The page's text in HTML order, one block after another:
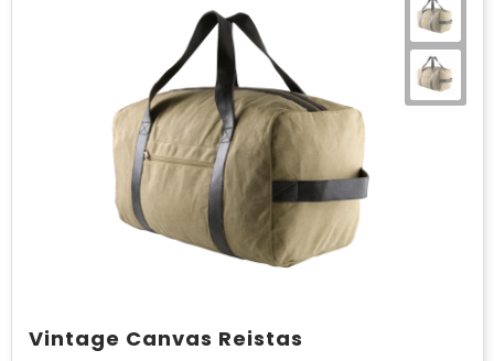
Vintage Canvas Reistas